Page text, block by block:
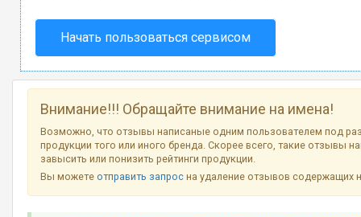
Начать пользоваться сервисом
Внимание!!! Обращайте внимание на имена!
Возможно, что отзывы написаные одним пользователем под
продукции того или иного бренда. Скорее всего, такие отзывы
завысить или понизить рейтинги продукции.
Вы можетеотправить запрос на удаление отзывов